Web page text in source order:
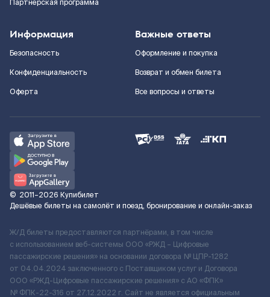
Партнерская программа
Информация
Безопасность
Конфиденциальность
Оферта
Важные ответы
Оформление и покупка
Возврат и обмен билета
Все вопросы и ответы
© 2011–2026 Купибилет
Дешёвые билеты на самолёт и поезд, бронирование и онлайн-заказ
Ж/Д билеты предоставляются партнёрами, в том числе
с использованием веб-системы ООО «РЖД – Цифровые
пассажирские решения» на основании договора № ЦПР-1282
от 04.04.2024 заключенного с Поставщиком услуг и Договора
ООО «РЖД-Цифровые пассажирские решения» c АО «ФПК»
№ ФПК-22-316 от 27.12.2022 г. Сайт не является официальным